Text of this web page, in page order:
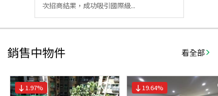
次招商結果，成功吸引國際級...
銷售中物件 看全部
1.97%
19.64%